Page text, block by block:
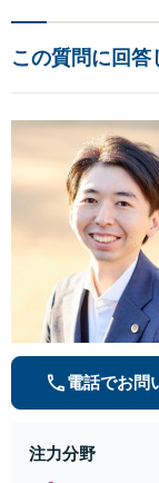
この質問に回答
電話でお問
注力分野